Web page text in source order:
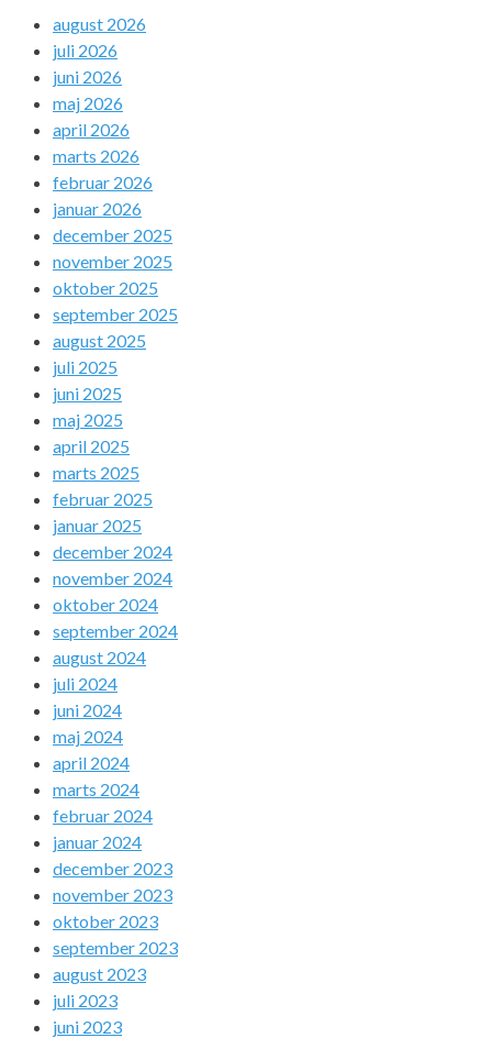
august 2026
juli 2026
juni 2026
maj 2026
april 2026
marts 2026
februar 2026
januar 2026
december 2025
november 2025
oktober 2025
september 2025
august 2025
juli 2025
juni 2025
maj 2025
april 2025
marts 2025
februar 2025
januar 2025
december 2024
november 2024
oktober 2024
september 2024
august 2024
juli 2024
juni 2024
maj 2024
april 2024
marts 2024
februar 2024
januar 2024
december 2023
november 2023
oktober 2023
september 2023
august 2023
juli 2023
juni 2023